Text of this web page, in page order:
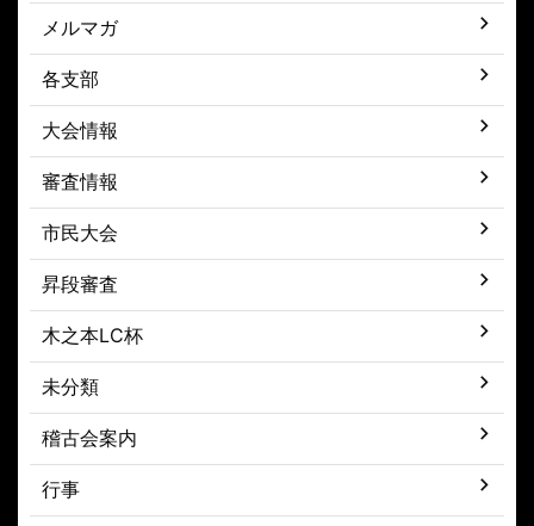
メルマガ
各支部
大会情報
審査情報
市民大会
昇段審査
木之本LC杯
未分類
稽古会案内
行事